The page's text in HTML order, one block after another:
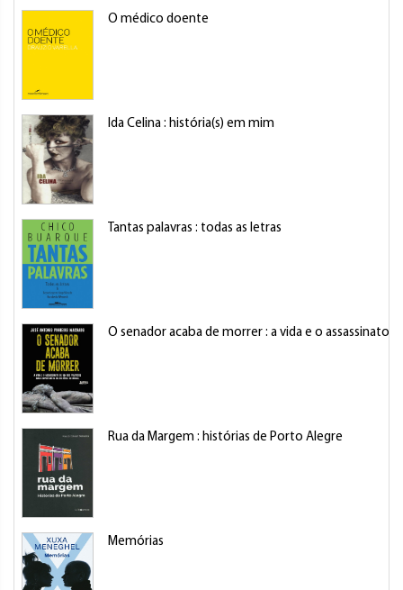
O médico doente
Ida Celina : história(s) em mim
Tantas palavras : todas as letras
O senador acaba de morrer : a vida e o
Rua da Margem : histórias de Porto Alegre
Memórias